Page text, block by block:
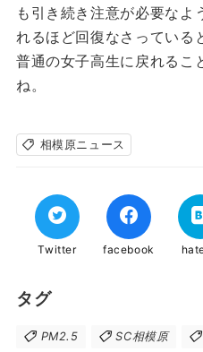
も引き続き注意が必要なよ
れるほど回復なさっている
普通の女子高生に戻れるこ
ね。
相模原ニュース
Twitter facebook
タグ
PM2.5 SC相模原